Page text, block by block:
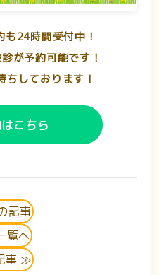
24時間受付中！
が予約可能です！
ちしております！
こちら
記事
覧へ
事 ≫